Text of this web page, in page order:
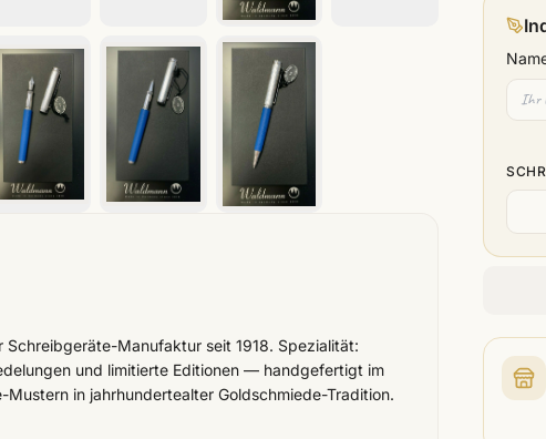
Schreibgeräte-Manufaktur seit 1918. Spezialität:
und limitierte Editionen — handgefertigt im
in jahrhundertealter Goldschmiede-Tradition.